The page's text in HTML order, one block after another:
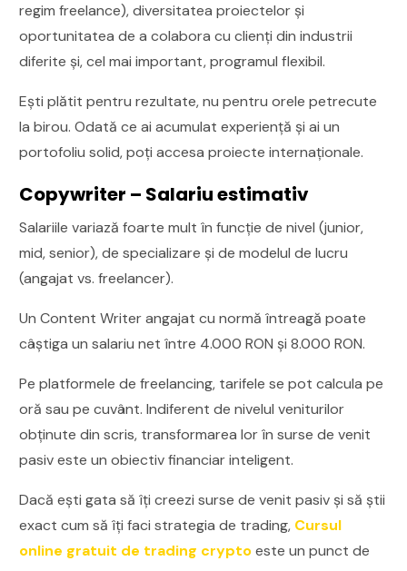
regim freelance), diversitatea proiectelor și
oportunitatea de a colabora cu clienți din industrii
diferite și, cel mai important, programul flexibil.
Ești plătit pentru rezultate, nu pentru orele petrecute
la birou. Odată ce ai acumulat experiență și ai un
portofoliu solid, poți accesa proiecte internaționale.
Copywriter – Salariu estimativ
Salariile variază foarte mult în funcție de nivel (junior,
mid, senior), de specializare și de modelul de lucru
(angajat vs. freelancer).
Un Content Writer angajat cu normă întreagă poate
câștiga un salariu net între 4.000 RON și 8.000 RON.
Pe platformele de freelancing, tarifele se pot calcula pe
oră sau pe cuvânt. Indiferent de nivelul veniturilor
obținute din scris, transformarea lor în surse de venit
pasiv este un obiectiv financiar inteligent.
Dacă ești gata să îți creezi surse de venit pasiv și să știi
exact cum să îți faci strategia de trading, Cursul
online gratuit de trading cryptoeste un punct de